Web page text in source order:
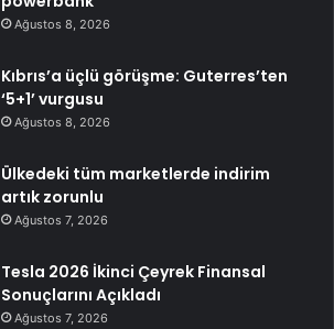
Ağustos 8, 2026
Kıbrıs’a üçlü görüşme: Guterres’ten
‘5+1’ vurgusu
Ağustos 8, 2026
Ülkedeki tüm marketlerde indirim
artık zorunlu
Ağustos 7, 2026
Tesla 2026 İkinci Çeyrek Finansal
Sonuçlarını Açıkladı
Ağustos 7, 2026